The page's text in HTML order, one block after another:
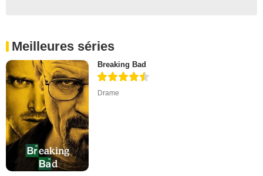
Meilleures séries
Breaking Bad
Drame